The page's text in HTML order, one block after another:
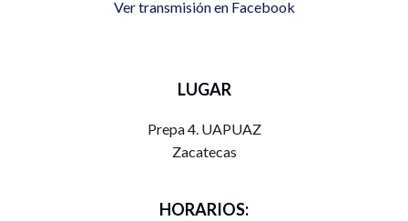
Ver transmisión en Facebook
LUGAR
Prepa 4. UAPUAZ
Zacatecas
HORARIOS: